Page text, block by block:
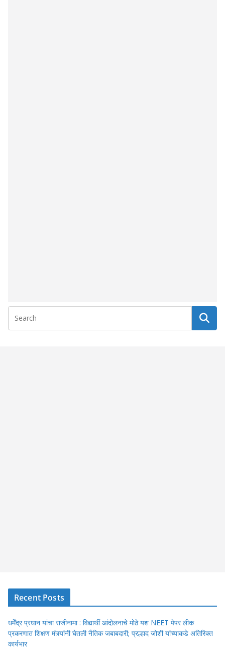
Recent Posts
धर्मेंद्र प्रधान यांचा राजीनामा : विद्यार्थी आंदोलनाचे मोठे यश NEET पेपर लीक
प्रकरणात शिक्षण मंत्र्यांनी घेतली नैतिक जबाबदारी; प्रल्हाद जोशी यांच्याकडे अतिरिक्त
कार्यभार